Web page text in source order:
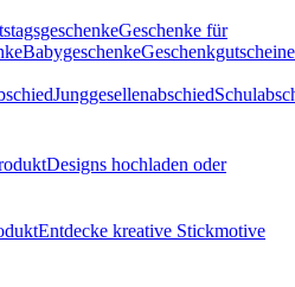
Geschenke für
BabygeschenkeGeschenkgutscheine
Junggesellenabschied
Designs hochladen oder
Entdecke kreative Stickmotive